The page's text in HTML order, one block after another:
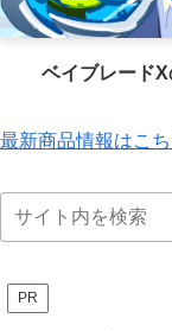
ベイブレード
最新商品情報はこち
PR